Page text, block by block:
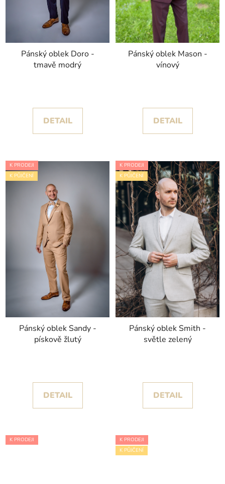
Pánský oblek Doro -
tmavě modrý
DETAIL
Pánský oblek Mason -
vínový
DETAIL
K PRODEJI
K PŮJČENÍ
Pánský oblek Sandy -
pískově žlutý
DETAIL
K PRODEJI
K PŮJČENÍ
Pánský oblek Smith -
světle zelený
DETAIL
K PRODEJI
K PRODEJI
K PŮJČENÍ